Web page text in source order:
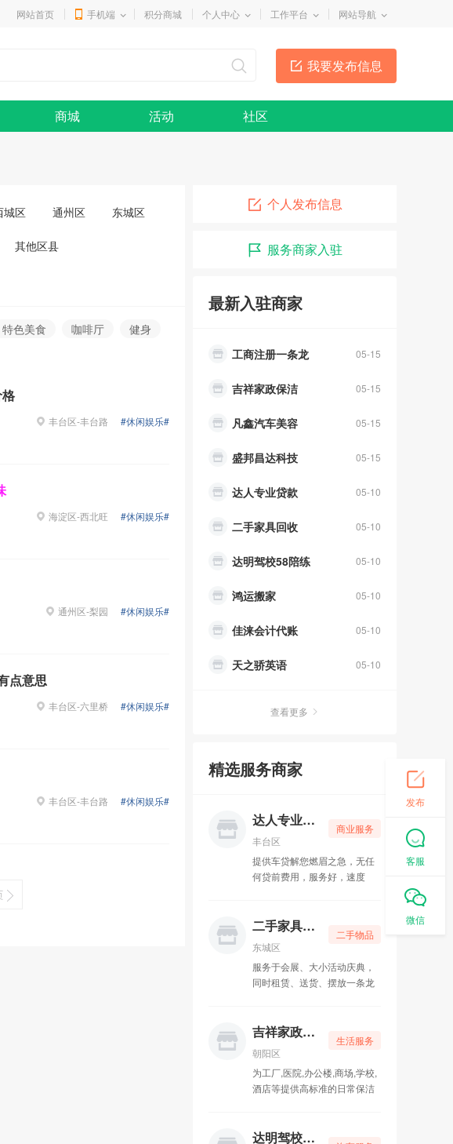
网站首页 手机端 积分商城 个人中心 工作平台 网站导航
我要发布信息
商城 活动 社区
城区 通州区 东城区
其他区县
特色美食 咖啡厅
健身
丰台区-丰台路 #休闲娱乐#
海淀区-西北旺 #休闲娱乐#
通州区-梨园 #休闲娱乐#
点意思
丰台区-六里桥 #休闲娱乐#
丰台区-丰台路 #休闲娱乐#
个人发布信息
服务商家入驻
最新入驻商家
润泽幽居瑜伽
乐舞者舞蹈
05-15
吉祥家政保洁
05-15
凡鑫汽车美容
05-15
盛邦昌达科技
05-10
达人专业贷款
05-10
二手家具回收
05-10
达明驾校58陪练
05-10
鸿运搬家
05-10
佳涞会计代账
05-10
天之骄英语
05-10
原生态农家乐
卡普朗格盛世科技
碌生家政
家济律所
挚诚博大教育
05-10
明图新视文化传媒
润泽幽居瑜伽
05-15
乐舞者舞蹈
吉祥家政保洁
05-15
凡鑫汽车美容
查看更多
精选服务商家
商业服务
达人专业贷款
丰台区
提供车贷解您燃眉之急，无任
何贷前费用，服务好，速度
京，所有贷款都是先息后本，
二手物品
二手家具回收
东城区
服务于会展、大小活动庆典，
同时租赁、送货、摆放一条龙
大客户的认可和肯定。
生活服务
吉祥家政保洁
朝阳区
为工厂,医院,办公楼,商场,学校,
酒店等提供高标准的日常保洁
各类场所消毒，专业大楼外墙
达明驾校58陪练
发布
客服
微信